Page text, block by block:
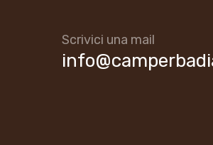
Scrivici una mail